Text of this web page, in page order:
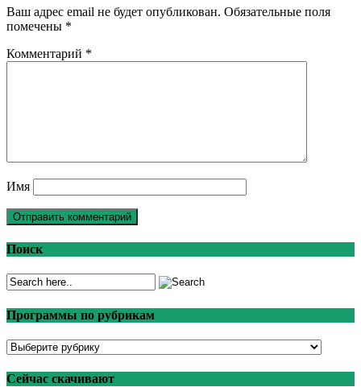
Ваш адрес email не будет опубликован. Обязательные поля
помечены *
Комментарий *
Имя
Поиск
Программы по рубрикам
Программы
рубрикам
Сейчас скачивают